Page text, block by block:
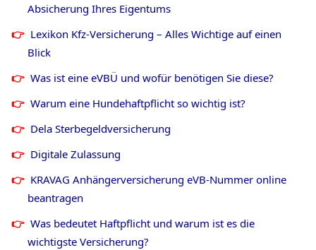
Absicherung Ihres Eigentums
Lexikon Kfz-Versicherung – Alles Wichtige auf einen
Blick
Was ist eine eVBÜ und wofür benötigen Sie diese?
Warum eine Hundehaftpflicht so wichtig ist?
Dela Sterbegeldversicherung
Digitale Zulassung
KRAVAG Anhängerversicherung eVB-Nummer online
beantragen
Was bedeutet Haftpflicht und warum ist es die
wichtigste Versicherung?